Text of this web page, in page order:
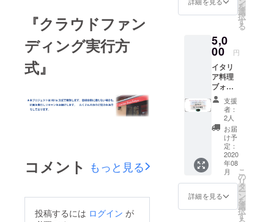
『クラウドファン
ディング実行方
式』
コメント もっと見る
投稿するには ログイン が
でのお
支払い
になる
場合は
お釣り
が発生
致しま
せんの
でご了
承くだ
さい。
＊所持
してい
ただい
ている
食事券
以上の
せて頂
きま
当店で
のお食
事代と
してご
利用い
ただけ
ます。
＊御食
事券で
のお支
払いに
なる場
合はお
釣りが
発生致
しませ
んので
を
選
択
す
る
5,0
00 円
イタリ
ア料理
ブォー
ナフォ
ル
トゥー
ナ
5,000
円 御
食事券
5,000円
の御食
事券を
発送さ
せて頂
きま
支援
者：
2人
お届
け予
定：
2020
年08
月
詳細を見る
こ
の
リ
タ
ー
ン
を
選
択
す